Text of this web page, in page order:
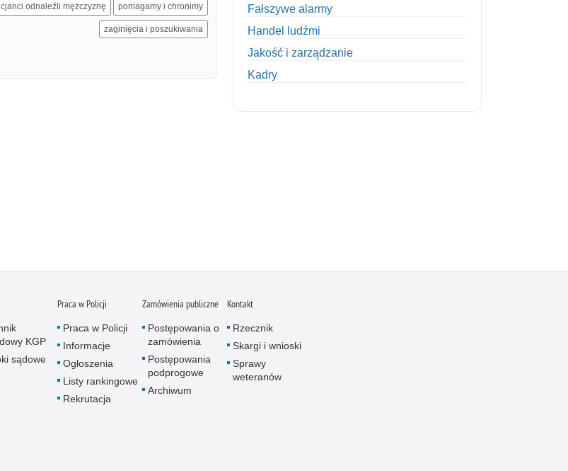
odnaleźli mężczyznę pomagamy i chronimy
zaginięcia i poszukiwania
Fałszywe alarmy
Handel ludźmi
Jakość i zarządzanie
Kadry
Nietrzeźwi kierujący
Nietrzeźwi opiekunowie
KGP
sądowe
Praca w Policji
Praca w Policji
Informacje
Ogłoszenia
Listy rankingowe
Rekrutacja
Zamówienia publiczne
Postępowania o
zamówienia
Postępowania
podprogowe
Archiwum
Kontakt
Rzecznik
Skargi i wnioski
Sprawy
weteranów